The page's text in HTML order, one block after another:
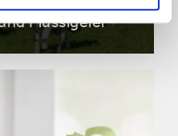
Flüssigeier